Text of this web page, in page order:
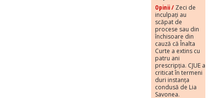
Opinii / Zeci de
inculpați au
scăpat de
procese sau din
închisoare din
cauză că Înalta
Curte a extins cu
patru ani
prescripția. CJUE a
criticat în termeni
duri instanța
condusă de Lia
Savonea.